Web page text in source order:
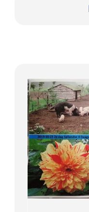
Lange